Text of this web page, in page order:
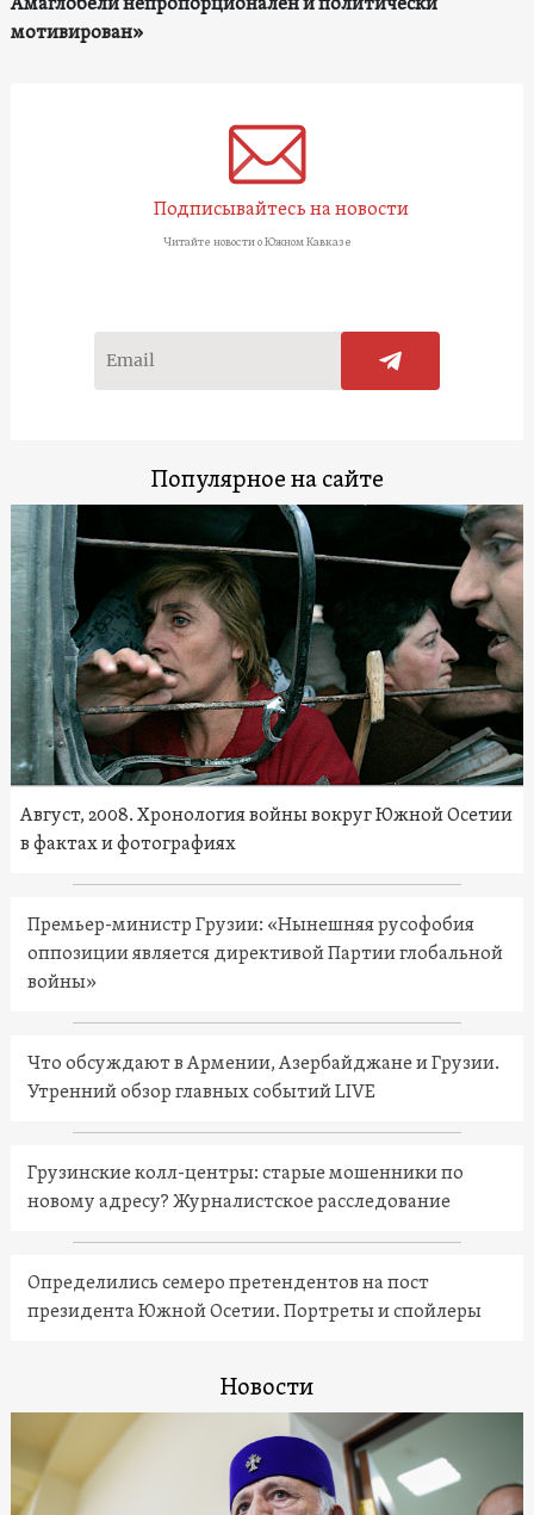
мотивирован»
Подписывайтесь на новости
Читайте новости о Южном Кавказе
Популярное на сайте
Август, 2008. Хронология войны вокруг Южной Осетии
в фактах и фотографиях
Премьер-министр Грузии: «Нынешняя русофобия
оппозиции является директивой Партии глобальной
войны»
Что обсуждают в Армении, Азербайджане и Грузии.
Утренний обзор главных событий LIVE
Грузинские колл-центры: старые мошенники по
новому адресу? Журналистское расследование
Определились семеро претендентов на пост
президента Южной Осетии. Портреты и спойлеры
Новости